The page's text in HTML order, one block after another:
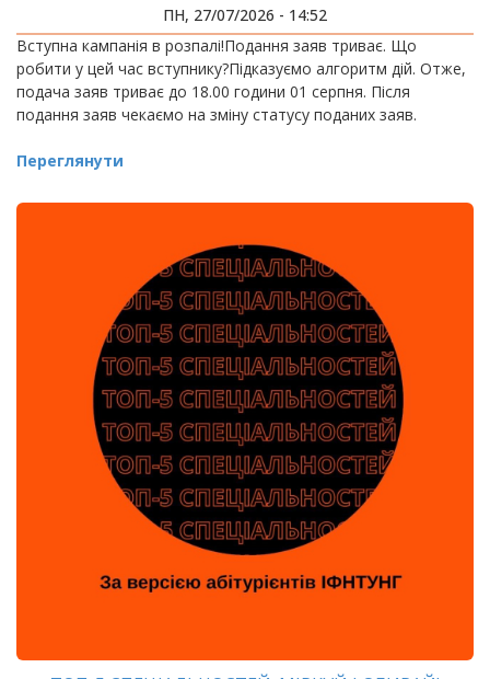
ПН, 27/07/2026 - 14:52
Вступна кампанія в розпалі!Подання заяв триває. Що
робити у цей час вступнику?Підказуємо алгоритм дій. Отже,
подача заяв триває до 18.00 години 01 серпня. Після
подання заяв чекаємо на зміну статусу поданих заяв.
Переглянути